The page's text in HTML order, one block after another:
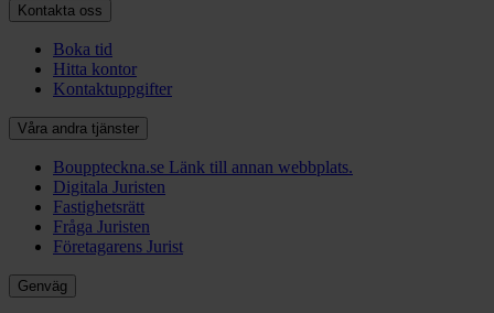
Kontakta oss
Boka tid
Hitta kontor
Kontaktuppgifter
Våra andra tjänster
Bouppteckna.se Länk till annan webbplats.
Digitala Juristen
Fastighetsrätt
Fråga Juristen
Företagarens Jurist
Genväg